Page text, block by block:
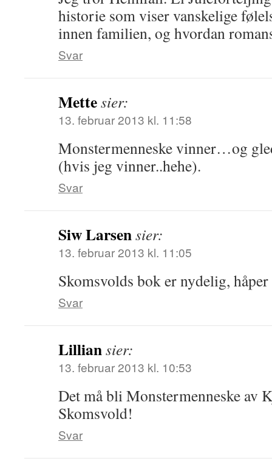
historie som viser vanskelige
innen familien, og hvordan
Svar
Mettesier:
13. februar 2013 kl. 11:58
Monstermenneske vinner…og
(hvis jeg vinner..hehe).
Svar
Siw Larsensier:
13. februar 2013 kl. 11:05
Skomsvolds bok er nydelig,
Svar
Lilliansier:
13. februar 2013 kl. 10:53
Det må bli Monstermenneske av
Skomsvold!
Svar